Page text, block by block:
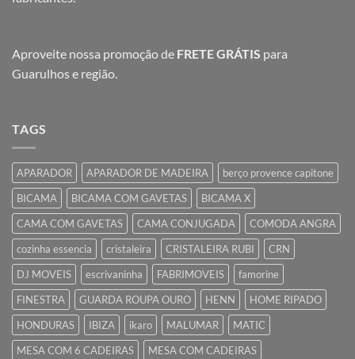
Aproveite nossa promoção de FRETE GRÁTIS para
Guarulhos e região.
TAGS
APARADOR APARADOR DE MADEIRA
berço provence capitone
BICAMA
BICAMA COM GAVETAS
BICAMA X
CAMA COM GAVETAS
CAMA CONJUGADA
COMODA ANGRA
cozinha essencia
cristaleira CRISTALEIRA RUBI
CRN
DJ MOVEIS
escrivaninha FABRIMOVEIS
famorine
FINESTRA
GUARDA ROUPA OURO HENN
HOME RIPADO
HONDURAS
IBIZA ikaro MALUMAR
MATIC
MESA COM 6 CADEIRAS
MESA COM CADEIRAS